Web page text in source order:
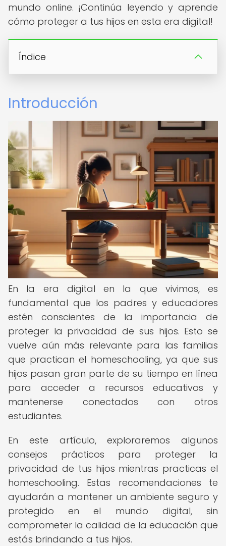
mundo online. ¡Continúa leyendo y aprende
cómo proteger a tus hijos en esta era digital!
Índice
Introducción
En la era digital en la que vivimos, es
fundamental que los padres y educadores
estén conscientes de la importancia de
proteger la privacidad de sus hijos. Esto se
vuelve aún más relevante para las familias
que practican el homeschooling, ya que sus
hijos pasan gran parte de su tiempo en línea
para acceder a recursos educativos y
mantenerse conectados con otros
estudiantes.
En este artículo, exploraremos algunos
consejos prácticos para proteger la
privacidad de tus hijos mientras practicas el
homeschooling. Estas recomendaciones te
ayudarán a mantener un ambiente seguro y
protegido en el mundo digital, sin
comprometer la calidad de la educación que
estás brindando a tus hijos.